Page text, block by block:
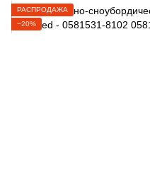
РАСПРОДАЖА
−20%